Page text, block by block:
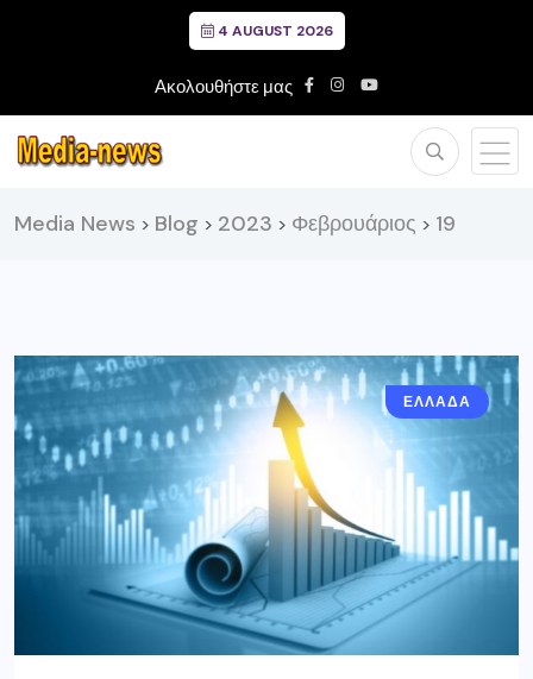
4 AUGUST 2026
Ακολουθήστε μας
Media News > Blog > 2023 > Φεβρουάριος > 19
ΕΛΛΑΔΑ